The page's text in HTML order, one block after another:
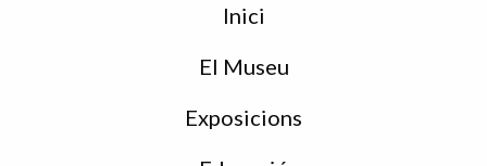
Inici
El Museu
Exposicions